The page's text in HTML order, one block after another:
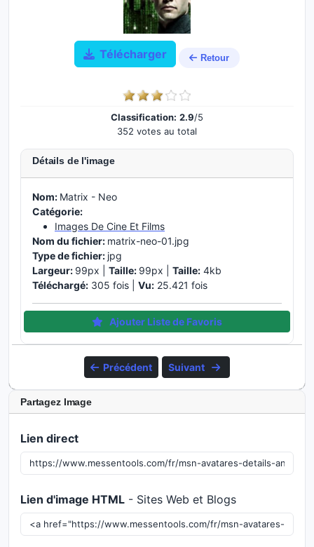
Télécharger Retour
Classification: 2.9/5
352 votes au total
Détails de l'image
Nom: Matrix - Neo
Catégorie:
Images De Cine Et Films
Nom du fichier: matrix-neo-01.jpg
Type de fichier: jpg
Largeur: 99px | Taille: 99px | Taille: 4kb
Téléchargé: 305 fois | Vu: 25.421 fois
Ajouter Liste de Favoris
Précédent Suivant
Partagez Image
Lien direct
Lien d'image HTML - Sites Web et Blogs